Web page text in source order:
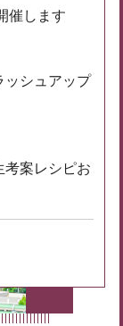
催します
ッシュアップ
考案レシピお